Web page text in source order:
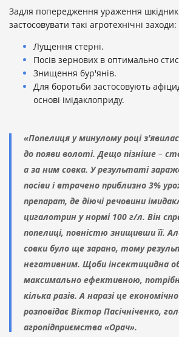
Задля попередження ураження
застосовувати такі агротехнічні заходи:
Лущення стерні.
Посів зернових в оптимально
Знищення бур'янів.
Для боротьби застосовують
основі імідаклоприду.
«Попелиця у минулому році
до появи волоті. Дещо пізніше –
а за ним совка. У результаті
посіви і втрачено приблизно 3%
препарат, де діючі речовини
цигалотрин у нормі 100 г/л. Він
попелиці, повністю знищивши її.
совки було ще зарано, тому
негативним. Щоби інсектицидна
максимально ефективною,
кілька разів. А наразі це
розповідає Віктор Пасічніченко,
агропідприємства «Орач».